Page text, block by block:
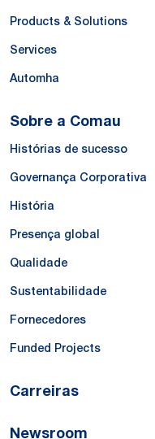
Products & Solutions
Services
Automha
Sobre a Comau
Histórias de sucesso
Governança Corporativa
História
Presença global
Qualidade
Sustentabilidade
Fornecedores
Funded Projects
Carreiras
Newsroom